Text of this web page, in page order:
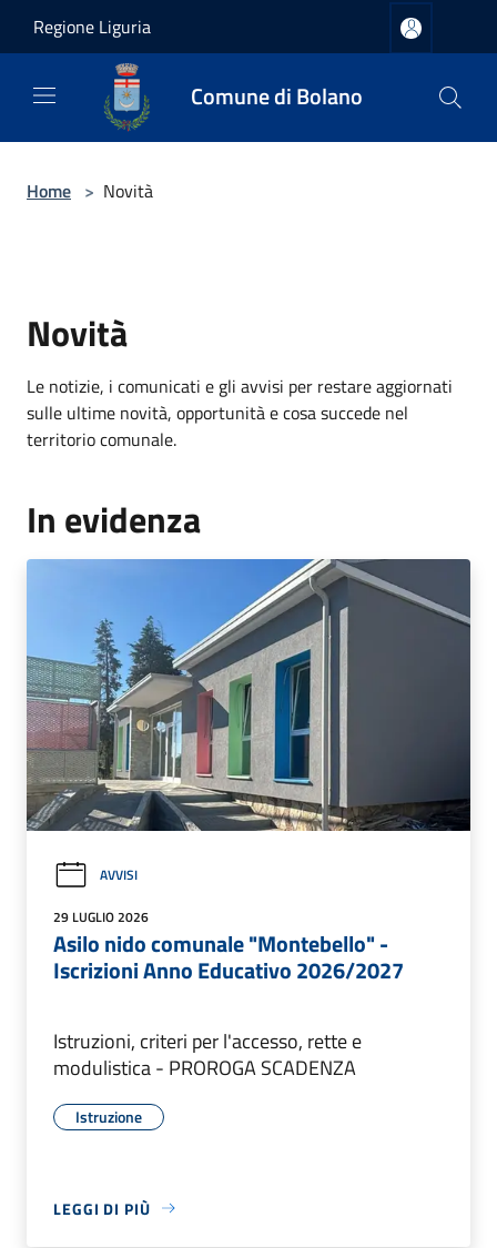
Regione Liguria
Comune di Bolano
Home > Novità
Novità
Le notizie, i comunicati e gli avvisi per restare aggiornati
sulle ultime novità, opportunità e cosa succede nel
territorio comunale.
In evidenza
AVVISI
29 LUGLIO 2026
Asilo nido comunale "Montebello" -
Iscrizioni Anno Educativo 2026/2027
Istruzioni, criteri per l'accesso, rette e
modulistica - PROROGA SCADENZA
Istruzione
LEGGI DI PIÙ